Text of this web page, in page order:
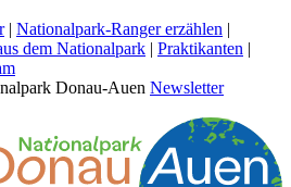
| Nationalpark-Ranger erzählen |
dem Nationalpark | Praktikanten |
Donau-Auen Newsletter